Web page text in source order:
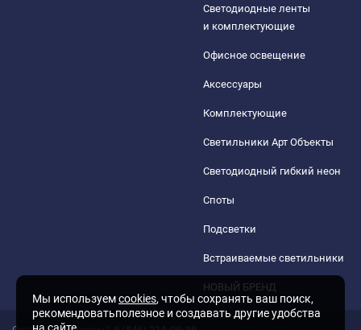
Светодиодные ленты
и комплектующие
Офисное освещение
Аксессуары
Комплектующие
Светильники Арт Объекты
Светодиодный гибкий неон
Споты
Подсветки
Встраиваемые светильники
НОВЫЙ БРЕНД
Мы используемcookies, чтобы сохранять ваш поиск,
рекомендоватьполезное и создавать другие удобства